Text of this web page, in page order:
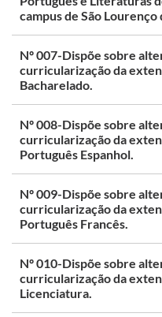
campus de São Lourenço
Nº 007-Dispõe sobre
curricularização da
Bacharelado.
Nº 008-Dispõe sobre
curricularização da
Português Espanhol.
Nº 009-Dispõe sobre
curricularização da
Português Francês.
Nº 010-Dispõe sobre
curricularização da
Licenciatura.